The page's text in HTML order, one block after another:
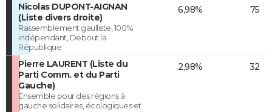
Nicolas DUPONT-AIGNAN
(Liste divers droite)
Rassemblement gaulliste, 100%
indépendant, Debout la
République
6,98% 75
Pierre LAURENT (Liste du
Parti Comm. et du Parti
Gauche)
Ensemble pour des régions à
gauche solidaires, écologiques et
2,98% 32